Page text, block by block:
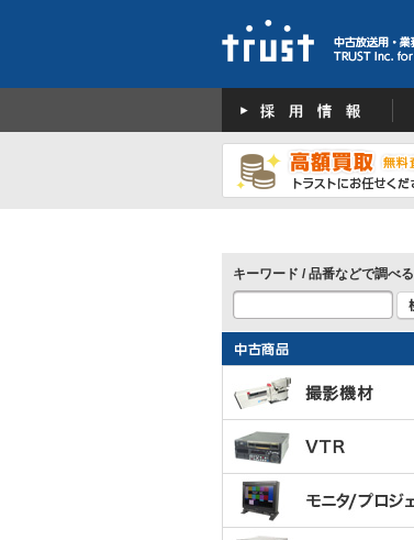
キーワード / 品番などで調べる